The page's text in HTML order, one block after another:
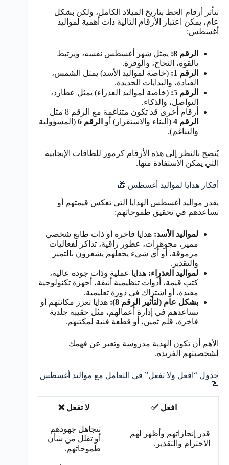
تتأثر أرقام الحظ بتاريخ الميلاد الكامل، ولكن بشكل
عام، يمكن اعتبار الأرقام التالية ذات أهمية لمواليد
أغسطس:
الرقم 8:
يمثل شهر أغسطس نفسه، ويرتبط
بالقوة، النجاح، والوفرة.
الرقم 1:
(خاصة لمواليد الأسد) يمثل الشمس،
القيادة، والبدايات الجديدة.
الرقم 5:
(خاصة لمواليد العذراء) يمثل عطارد،
التواصل، والذكاء.
أرقام أخرى قد تكون متناغمة مع الرقم 8 مثل
الرقم 4
(البناء والاستقرار) أو الرقم 6
(المسؤولية
والتناغم).
يُنصح بالنظر إلى هذه الأرقام كرموز للطاقات الإيجابية
التي يمكن الاستفادة منها.
أفكار هدايا لمواليد أغسطس 🎁
يقدر مواليد أغسطس الهدايا التي تعكس قيمتهم أو
تساعدهم في تحقيق طموحاتهم:
لمواليد الأسد: هدايا فاخرة أو ذات طابع شخصي
مميز، مجوهرات، عطور راقية، تذاكر لفعاليات
مرموقة، أو أي شيء يجعلهم يشعرون بالتميز
والتقدير.
لمواليد العذراء: هدايا عملية وذات جودة عالية،
كتب قيمة، أدوات تنظيمية أنيقة، أجهزة تكنولوجية
مفيدة، أو اشتراك في دورة تعليمية.
بشكل عام (لتأثير الرقم 8):
هدايا تعزز مكانتهم أو
تساعدهم في إدارة أعمالهم، مثل حقيبة جلدية
فاخرة، قلم ثمين، أو قطعة فنية لمكتبهم.
الأهم أن تكون الهدية مدروسة وتعبر عن فهمك
لشخصيتهم الفريدة.
جدول “افعل ولا تفعل” في التعامل مع مواليد أغسطس
📝
افعل ✅ لا تفعل ❌
قدر إنجازاتهم وأظهر لهم
الاحترام والتقدير.
تتجاهل جهودهم
أو تقلل من شأن
طموحاتهم.